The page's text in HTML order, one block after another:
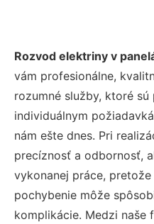
Rozvod elektriny v
vám profesionálne,
rozumné služby, ktoré sú
individuálnym
nám ešte dnes. Pri
precíznosť a odbornosť,
vykonanej práce,
pochybenie môže
komplikácie. Medzi naše